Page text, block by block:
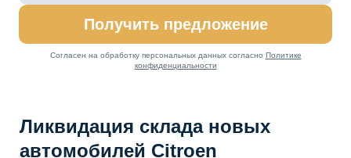
Получить предложение
Согласен на обработку персональных данных согласно Политике
конфиденциальности
Ликвидация склада новых
автомобилей Citroen